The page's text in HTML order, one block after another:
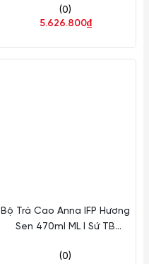
(0)
5.626.800₫
Bộ Trà Cao Anna IFP Hương
Sen 470ml ML I Sứ TB
(0)